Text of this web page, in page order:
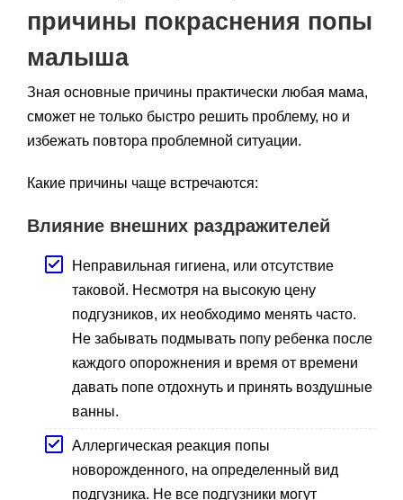
причины покраснения попы
малыша
Зная основные причины практически любая мама,
сможет не только быстро решить проблему, но и
избежать повтора проблемной ситуации.
Какие причины чаще встречаются:
Влияние внешних раздражителей
Неправильная гигиена, или отсутствие
таковой. Несмотря на высокую цену
подгузников, их необходимо менять часто.
Не забывать подмывать попу ребенка после
каждого опорожнения и время от времени
давать попе отдохнуть и принять воздушные
ванны.
Аллергическая реакция попы
новорожденного, на определенный вид
подгузника. Не все подгузники могут